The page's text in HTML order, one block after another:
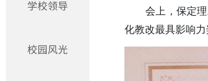
学校领导
校园风光
会上，保定
化教改最具影响